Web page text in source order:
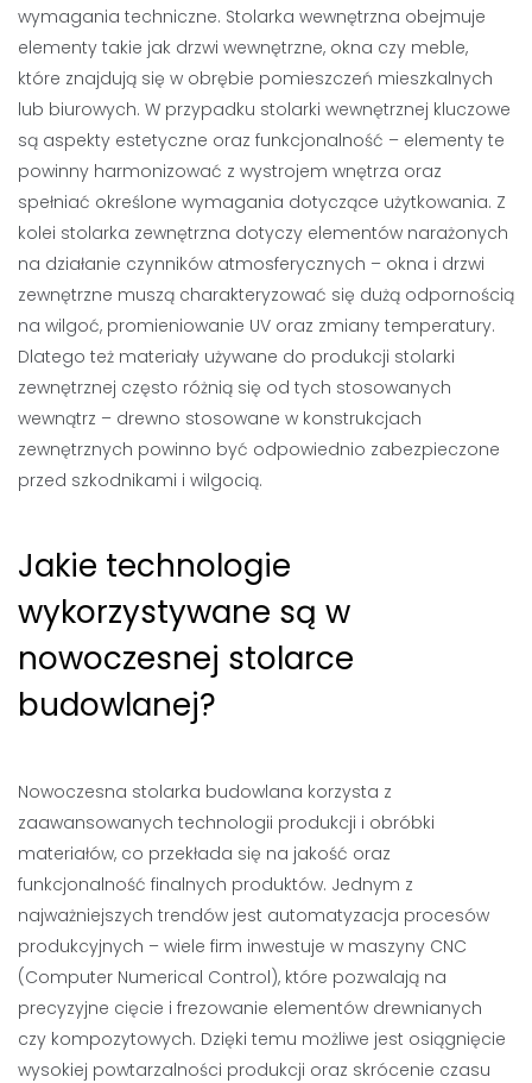
wymagania techniczne. Stolarka wewnętrzna obejmuje
elementy takie jak drzwi wewnętrzne, okna czy meble,
które znajdują się w obrębie pomieszczeń mieszkalnych
lub biurowych. W przypadku stolarki wewnętrznej kluczowe
są aspekty estetyczne oraz funkcjonalność – elementy te
powinny harmonizować z wystrojem wnętrza oraz
spełniać określone wymagania dotyczące użytkowania. Z
kolei stolarka zewnętrzna dotyczy elementów narażonych
na działanie czynników atmosferycznych – okna i drzwi
zewnętrzne muszą charakteryzować się dużą odpornością
na wilgoć, promieniowanie UV oraz zmiany temperatury.
Dlatego też materiały używane do produkcji stolarki
zewnętrznej często różnią się od tych stosowanych
wewnątrz – drewno stosowane w konstrukcjach
zewnętrznych powinno być odpowiednio zabezpieczone
przed szkodnikami i wilgocią.
Jakie technologie
wykorzystywane są w
nowoczesnej stolarce
budowlanej?
Nowoczesna stolarka budowlana korzysta z
zaawansowanych technologii produkcji i obróbki
materiałów, co przekłada się na jakość oraz
funkcjonalność finalnych produktów. Jednym z
najważniejszych trendów jest automatyzacja procesów
produkcyjnych – wiele firm inwestuje w maszyny CNC
(Computer Numerical Control), które pozwalają na
precyzyjne cięcie i frezowanie elementów drewnianych
czy kompozytowych. Dzięki temu możliwe jest osiągnięcie
wysokiej powtarzalności produkcji oraz skrócenie czasu